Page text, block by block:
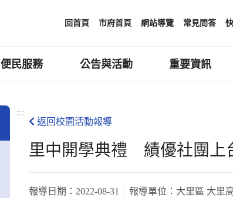
回首頁 市府首頁 網站導覽 常見問答
便民服務 公告與活動 重要資訊
:::
返回校園活動報導
里中開學典禮 績優社團上
報導日期： 2022-08-31 報導單位： 大里區 大里